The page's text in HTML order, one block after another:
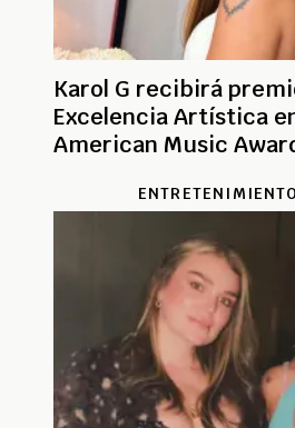
Karol G recibirá
Excelencia Artística
American Music
ENTRETENIMIENTO